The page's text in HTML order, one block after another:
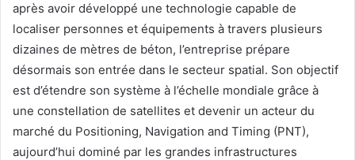
après avoir développé une technologie capable de
localiser personnes et équipements à travers plusieurs
dizaines de mètres de béton, l’entreprise prépare
désormais son entrée dans le secteur spatial. Son objectif
est d’étendre son système à l’échelle mondiale grâce à
une constellation de satellites et devenir un acteur du
marché du Positioning, Navigation and Timing (PNT),
aujourd’hui dominé par les grandes infrastructures